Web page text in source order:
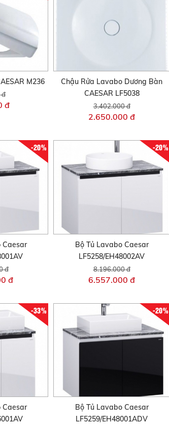
M236
đ
đ
Chậu Rửa Lavabo Dương Bàn
CAESAR LF5038
3.402.000 đ
2.650.000 đ
-20%
Caesar
đ
đ
-20%
Bộ Tủ Lavabo Caesar
LF5258/EH48002AV
8.196.000 đ
6.557.000 đ
-33%
Caesar
-20%
Bộ Tủ Lavabo Caesar
LF5259/EH48001ADV